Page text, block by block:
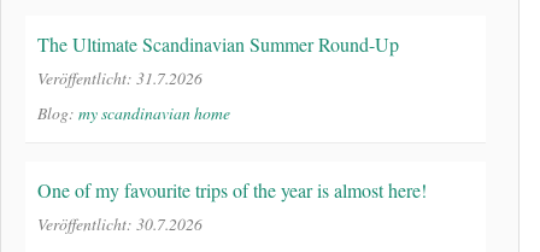
The Ultimate Scandinavian Summer Round-Up
Veröffentlicht: 31.7.2026
Blog: my scandinavian home
One of my favourite trips of the year is almost here!
Veröffentlicht: 30.7.2026